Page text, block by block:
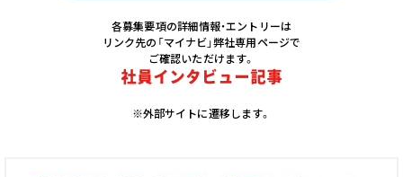
各募集要項の詳細情報・エントリーは
リンク先の「マイナビ」弊社専用ページで
ご確認いただけます。
社員インタビュー記事
※外部サイトに遷移します。